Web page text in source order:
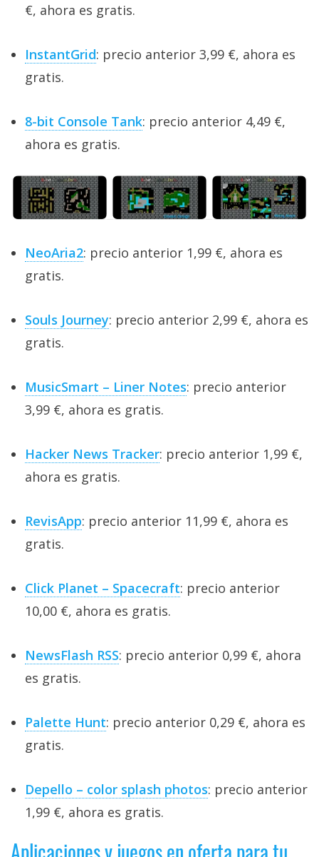
€, ahora es gratis.
InstantGrid: precio anterior 3,99 €, ahora es
gratis.
8-bit Console Tank: precio anterior 4,49 €,
ahora es gratis.
NeoAria2: precio anterior 1,99 €, ahora es
gratis.
Souls Journey: precio anterior 2,99 €, ahora es
gratis.
MusicSmart – Liner Notes: precio anterior
3,99 €, ahora es gratis.
Hacker News Tracker: precio anterior 1,99 €,
ahora es gratis.
RevisApp: precio anterior 11,99 €, ahora es
gratis.
Click Planet – Spacecraft: precio anterior
10,00 €, ahora es gratis.
NewsFlash RSS: precio anterior 0,99 €, ahora
es gratis.
Palette Hunt: precio anterior 0,29 €, ahora es
gratis.
Depello – color splash photos: precio anterior
1,99 €, ahora es gratis.